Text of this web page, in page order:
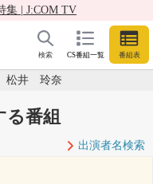
集 | J:COM TV
CS番組一覧 番組表
検索
松井 玲奈
番組
出演者名検索